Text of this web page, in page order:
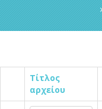
Τίτλος
αρχείου